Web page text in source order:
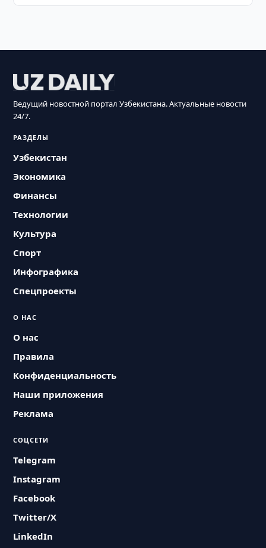
Ведущий новостной портал Узбекистана. Актуальные новости
24/7.
РАЗДЕЛЫ
Узбекистан
Экономика
Финансы
Технологии
Культура
Спорт
Инфографика
Спецпроекты
О НАС
О нас
Правила
Конфиденциальность
Наши приложения
Реклама
СОЦСЕТИ
Telegram
Instagram
Facebook
Twitter/X
LinkedIn